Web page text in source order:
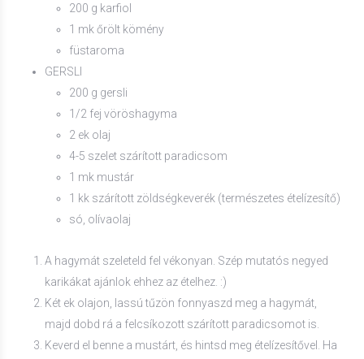
200 g karfiol
1 mk őrölt kömény
füstaroma
GERSLI
200 g gersli
1/2 fej vöröshagyma
2 ek olaj
4-5 szelet szárított paradicsom
1 mk mustár
1 kk szárított zöldségkeverék (természetes ételízesítő)
só, olívaolaj
A hagymát szeleteld fel vékonyan. Szép mutatós negyed
karikákat ajánlok ehhez az ételhez. :)
Két ek olajon, lassú tűzön fonnyaszd meg a hagymát,
majd dobd rá a felcsíkozott szárított paradicsomot is.
Keverd el benne a mustárt, és hintsd meg ételízesítővel. Ha